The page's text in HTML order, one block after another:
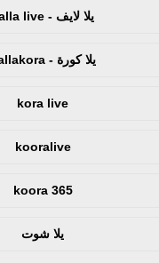
يلا لايف - yalla live
يلا كورة - yallakora
kora live
kooralive
koora 365
يلا شوت